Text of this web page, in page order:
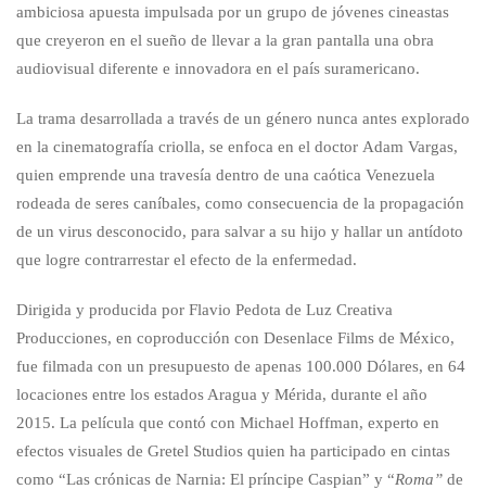
ambiciosa apuesta impulsada por un grupo de jóvenes cineastas
que creyeron en el sueño de llevar a la gran pantalla una obra
audiovisual diferente e innovadora en el país suramericano.
La trama desarrollada a través de un género nunca antes explorado
en la cinematografía criolla, se enfoca en el doctor Adam Vargas,
quien emprende una travesía dentro de una caótica Venezuela
rodeada de seres caníbales, como consecuencia de la propagación
de un virus desconocido, para salvar a su hijo y hallar un antídoto
que logre contrarrestar el efecto de la enfermedad.
Dirigida y producida por Flavio Pedota de Luz Creativa
Producciones, en coproducción con Desenlace Films de México,
fue filmada con un presupuesto de apenas 100.000 Dólares, en 64
locaciones entre los estados Aragua y Mérida, durante el año
2015. La película que contó con Michael Hoffman, experto en
efectos visuales de Gretel Studios quien ha participado en cintas
como “Las crónicas de Narnia: El príncipe Caspian” y “Roma” de